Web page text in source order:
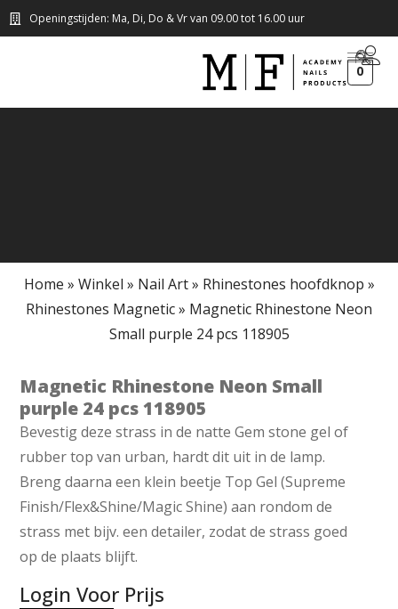
Openingstijden: Ma, Di, Do & Vr van 09.00 tot 16.00 uur
0
Home » Winkel » Nail Art» Rhinestones hoofdknop »
Rhinestones Magnetic» Magnetic Rhinestone Neon
Small purple 24 pcs 118905
Magnetic Rhinestone Neon Small
purple 24 pcs 118905
Bevestig deze strass in de natte Gem stone gel of
rubber top van urban, hardt dit uit in de lamp.
Breng daarna een klein beetje Top Gel (Supreme
Finish/Flex&Shine/Magic Shine) aan rondom de
strass met bijv. een detailer, zodat de strass goed
op de plaats blijft.
Login Voor Prijs